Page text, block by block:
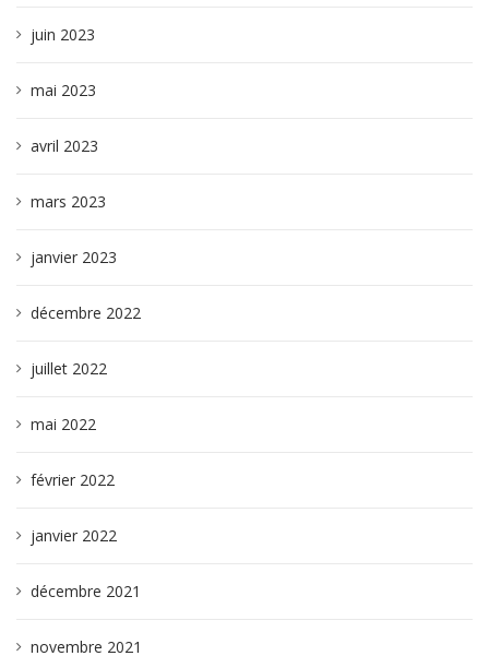
juin 2023
mai 2023
avril 2023
mars 2023
janvier 2023
décembre 2022
juillet 2022
mai 2022
février 2022
janvier 2022
décembre 2021
novembre 2021